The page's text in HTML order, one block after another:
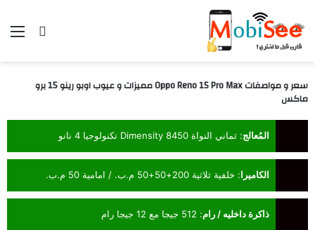
بحث
سعر و مواصفات Oppo Reno 15 Pro Max مميزات و عيوب اوبو رينو 15 برو
ماكس
المُعالج: ثماني النواة Dimensity 8450 تكنولوجيا 4 نانو
الكاميرا: خلفية ثلاثية 200+50+50 م.ب. / امامية 50 م.ب.
ذاكرة داخليه / رام: 512 جيجا مع 12 جيجا رام